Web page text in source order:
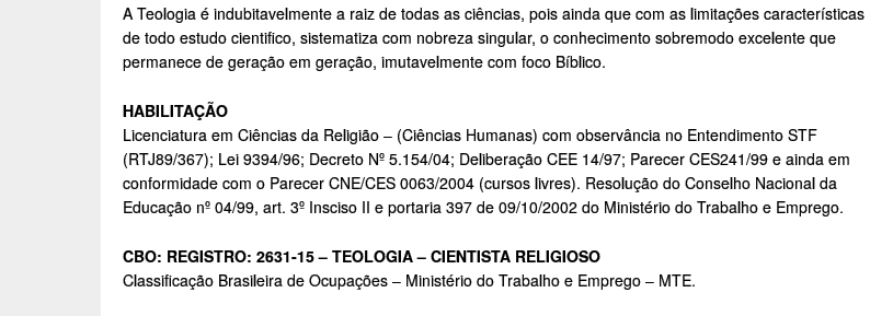
A Teologia é indubitavelmente a raiz de todas as ciências, pois ainda que com as limitações características
de todo estudo cientifico, sistematiza com nobreza singular, o conhecimento sobremodo excelente que
permanece de geração em geração, imutavelmente com foco Bíblico.
HABILITAÇÃO
Licenciatura em Ciências da Religião – (Ciências Humanas) com observância no Entendimento STF
(RTJ89/367); Lei 9394/96; Decreto Nº 5.154/04; Deliberação CEE 14/97; Parecer CES241/99 e ainda em
conformidade com o Parecer CNE/CES 0063/2004 (cursos livres). Resolução do Conselho Nacional da
Educação nº 04/99, art. 3º Insciso II e portaria 397 de 09/10/2002 do Ministério do Trabalho e Emprego.
CBO: REGISTRO: 2631-15 – TEOLOGIA – CIENTISTA RELIGIOSO
Classificação Brasileira de Ocupações – Ministério do Trabalho e Emprego – MTE.